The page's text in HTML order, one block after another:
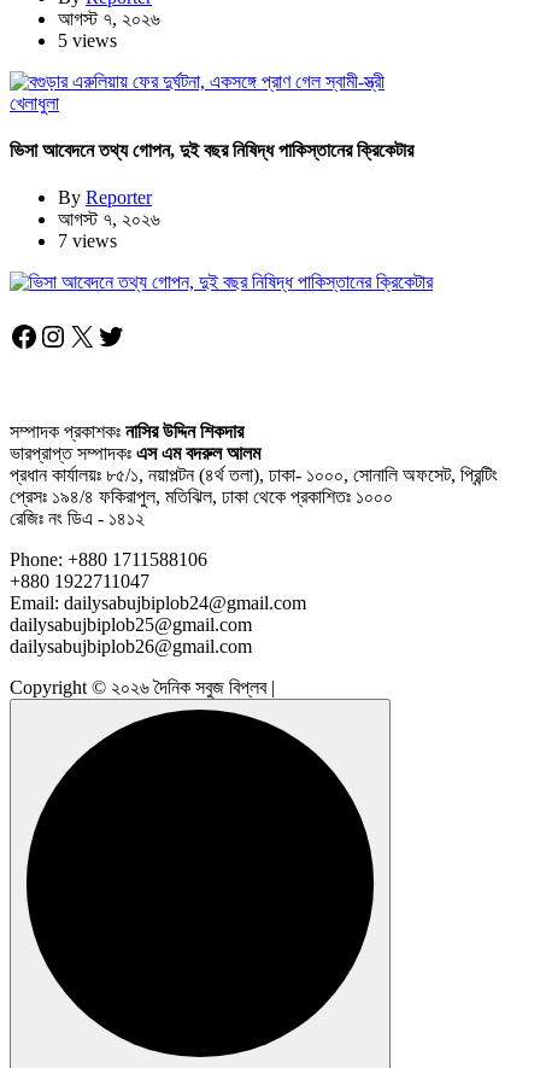
আগস্ট ৭, ২০২৬
5 views
খেলাধুলা
ভিসা আবেদনে তথ্য গোপন, দুই বছর নিষিদ্ধ পাকিস্তানের ক্রিকেটার
By Reporter
আগস্ট ৭, ২০২৬
7 views
Facebook
Instagram
X Twitter
সম্পাদক প্রকাশকঃ নাসির উদ্দিন শিকদার
ভারপ্রাপ্ত সম্পাদকঃ এস এম বদরুল আলম
প্রধান কার্যালয়ঃ ৮৫/১, নয়াপল্টন (৪র্থ তলা), ঢাকা- ১০০০, সোনালি অফসেট, প্রিন্টিং
প্রেসঃ ১৯৪/৪ ফকিরাপুল, মতিঝিল, ঢাকা থেকে প্রকাশিতঃ ১০০০
রেজিঃ নং ডিএ - ১৪১২
Phone: +880 1711588106
+880 1922711047
Email: dailysabujbiplob24@gmail.com
dailysabujbiplob25@gmail.com
dailysabujbiplob26@gmail.com
Copyright © ২০২৬ দৈনিক সবুজ বিপ্লব |